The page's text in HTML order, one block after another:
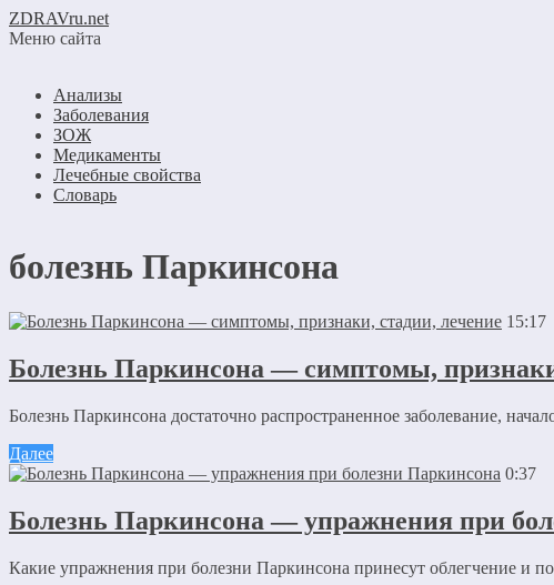
ZDRAVru.net
Меню сайта
Анализы
Заболевания
ЗОЖ
Медикаменты
Лечебные свойства
Словарь
болезнь Паркинсона
15:17
Болезнь Паркинсона — симптомы,
Болезнь Паркинсона достаточно распространенное заболевание,
Далее
0:37
Болезнь Паркинсона — упражнения при
Какие упражнения при болезни Паркинсона принесут облегчение и